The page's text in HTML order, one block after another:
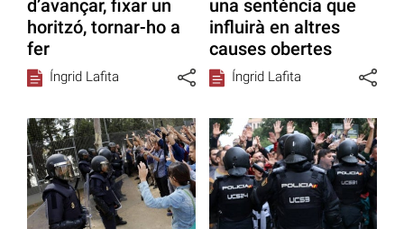
d’avançar, fixar un
horitzó, tornar-ho a
fer
Íngrid Lafita
una sentència que
influirà en altres
causes obertes
Íngrid Lafita